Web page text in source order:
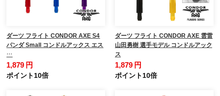
ダーツ フライト CONDOR AXE S4
パンダ Small コンドルアックス エス
…
1,879 円
ポイント10倍
ダーツ フライト CONDOR AXE 雲雷
山田勇樹 選手モデル コンドルアック
ス
1,879 円
ポイント10倍